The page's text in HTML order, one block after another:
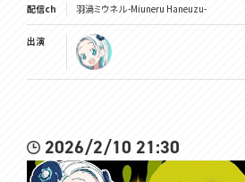
°˖✧ いつもの姿 ✧˖°
Illust&Live2D✿https://twitter.com/GYARI_
°˖✧ 異世界の姿 ✧˖°
･･･････････････････････････････
配信ch 羽渦ミウネル -Miuneru Haneuzu-
出演
2026/2/10 21:30